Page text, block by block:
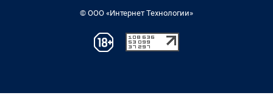
© ООО «Интернет Технологии»